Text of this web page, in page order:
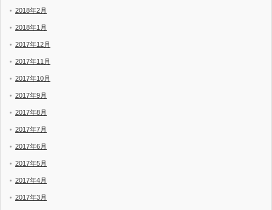
2018年2月
2018年1月
2017年12月
2017年11月
2017年10月
2017年9月
2017年8月
2017年7月
2017年6月
2017年5月
2017年4月
2017年3月